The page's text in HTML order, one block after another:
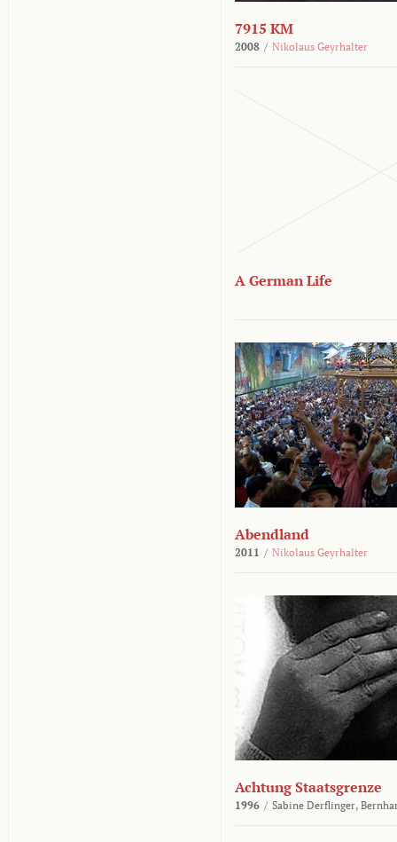
7915 KM
2008 / Nikolaus Geyrhalter
A German Life
Abendland
2011 / Nikolaus Geyrhalter
Achtung Staatsgrenze
1996 / Sabine Derflinger,